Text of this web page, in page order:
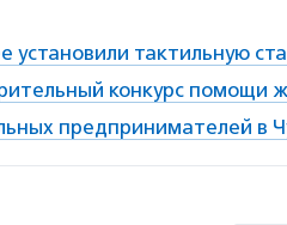
установили тактильную
конкурс помощи
предпринимателей в